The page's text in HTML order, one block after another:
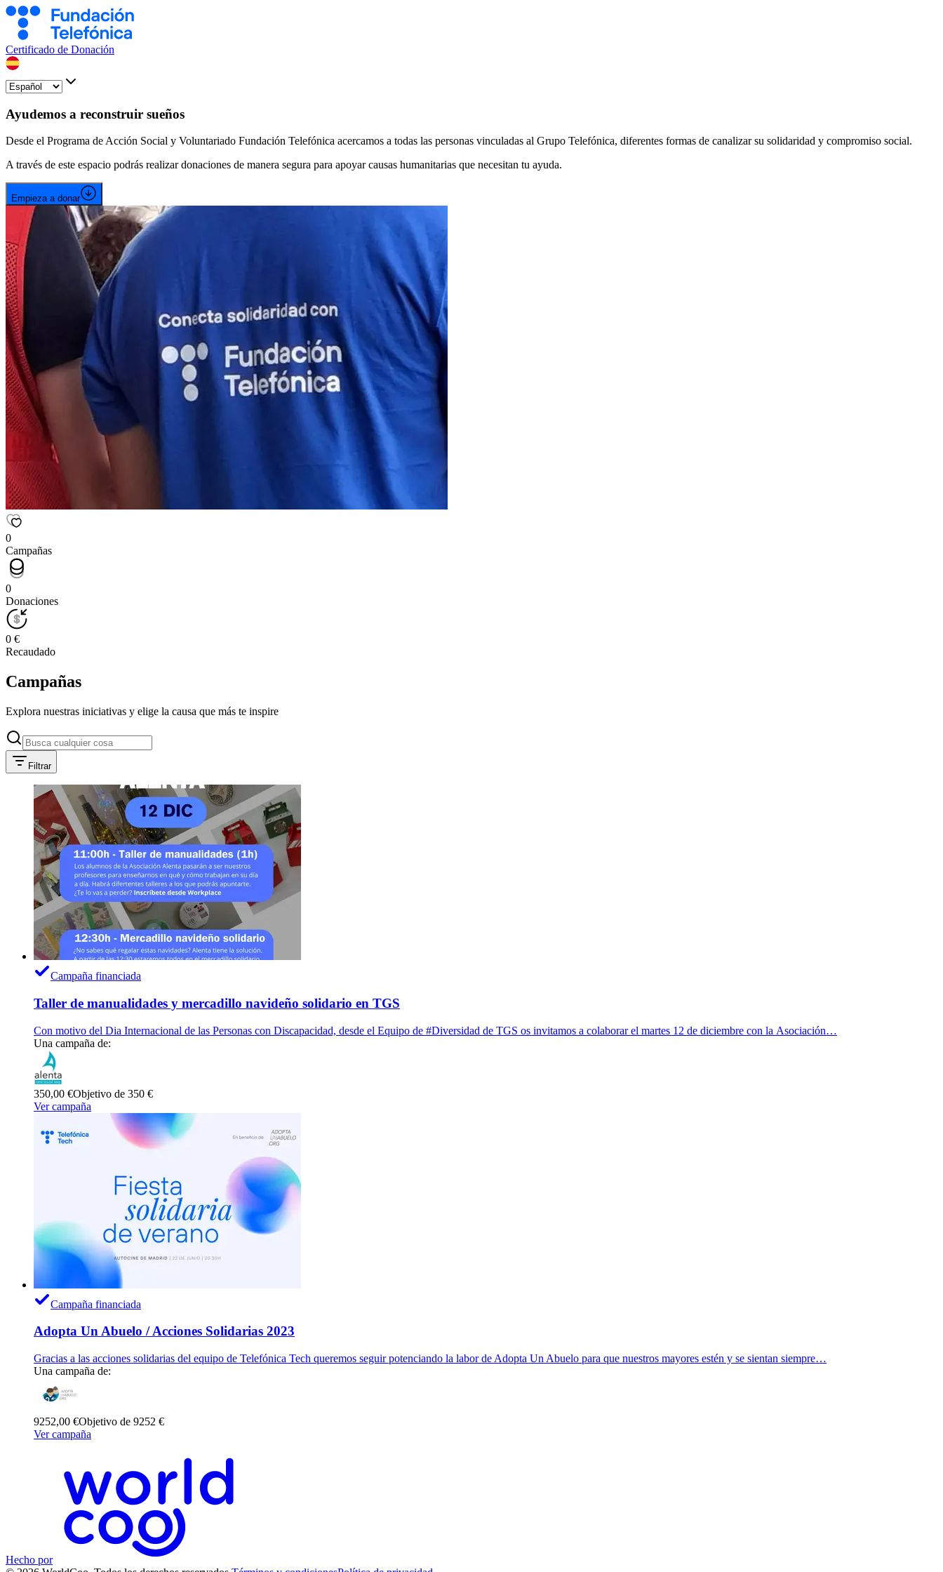
Certificado de Donación
Ayudemos a reconstruir sueños
Desde el Programa de Acción Social y Voluntariado Fundación Telefónica acercamos a todas las personas vinculadas al Grupo Telefónica, diferentes formas de canalizar su solidaridad y compromiso social.
A través de este espacio podrás realizar donaciones de manera segura para apoyar causas humanitarias que necesitan tu ayuda.
Empieza a donar
0
Campañas
0
Donaciones
0 €
Recaudado
Campañas
Explora nuestras iniciativas y elige la causa que más te inspire
Filtrar
Campaña financiada
Taller de manualidades y mercadillo navideño solidario en TGS
Con motivo del Dia Internacional de las Personas con Discapacidad, desde el Equipo de #Diversidad de TGS os invitamos a colaborar el martes 12 de diciembre con la Asociación…
Una campaña de:
350,00 €Objetivo de 350 €
Ver campaña
Campaña financiada
Adopta Un Abuelo / Acciones Solidarias 2023
Gracias a las acciones solidarias del equipo de Telefónica Tech queremos seguir potenciando la labor de Adopta Un Abuelo para que nuestros mayores estén y se sientan siempre…
Una campaña de:
9252,00 €Objetivo de 9252 €
Ver campaña
Hecho por